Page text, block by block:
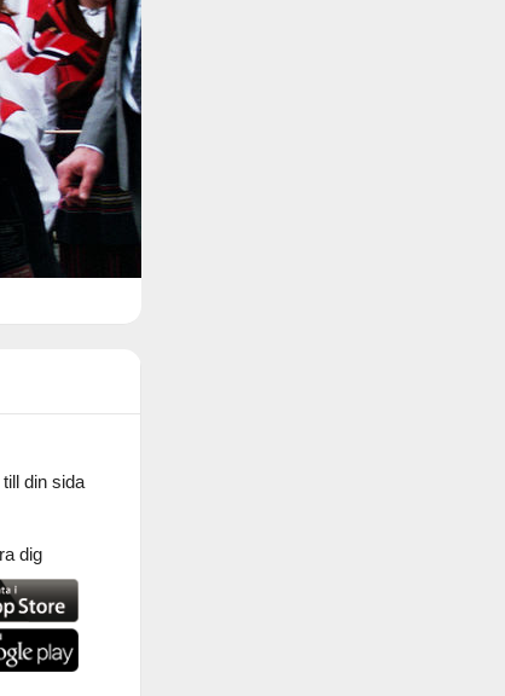
din sida
dig